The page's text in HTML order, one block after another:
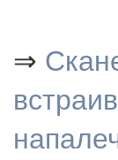
⇒